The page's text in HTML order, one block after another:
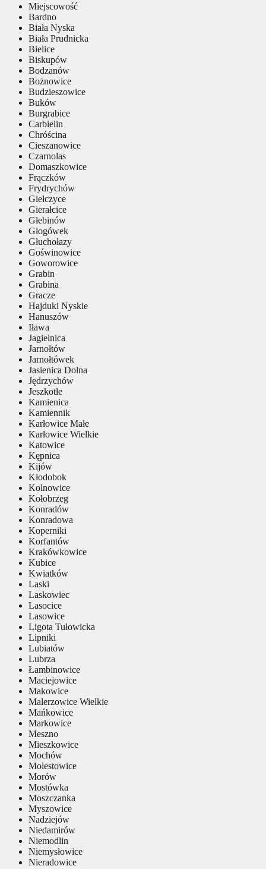
Miejscowość
Bardno
Biała Nyska
Biała Prudnicka
Bielice
Biskupów
Bodzanów
Bożnowice
Budzieszowice
Buków
Burgrabice
Carbielin
Chróścina
Cieszanowice
Czarnolas
Domaszkowice
Frączków
Frydrychów
Giełczyce
Gierałcice
Głebinów
Głogówek
Głuchołazy
Goświnowice
Goworowice
Grabin
Grabina
Gracze
Hajduki Nyskie
Hanuszów
Iława
Jagielnica
Jarnołtów
Jarnołtówek
Jasienica Dolna
Jędrzychów
Jeszkotle
Kamienica
Kamiennik
Karłowice Małe
Karłowice Wielkie
Katowice
Kępnica
Kijów
Kłodobok
Kolnowice
Kołobrzeg
Konradów
Konradowa
Koperniki
Korfantów
Krakówkowice
Kubice
Kwiatków
Laski
Laskowiec
Lasocice
Lasowice
Ligota Tułowicka
Lipniki
Lubiatów
Lubrza
Łambinowice
Maciejowice
Makowice
Malerzowice Wielkie
Mańkowice
Markowice
Meszno
Mieszkowice
Mochów
Molestowice
Morów
Mostówka
Moszczanka
Myszowice
Nadziejów
Niedamirów
Niemodlin
Niemysłowice
Nieradowice